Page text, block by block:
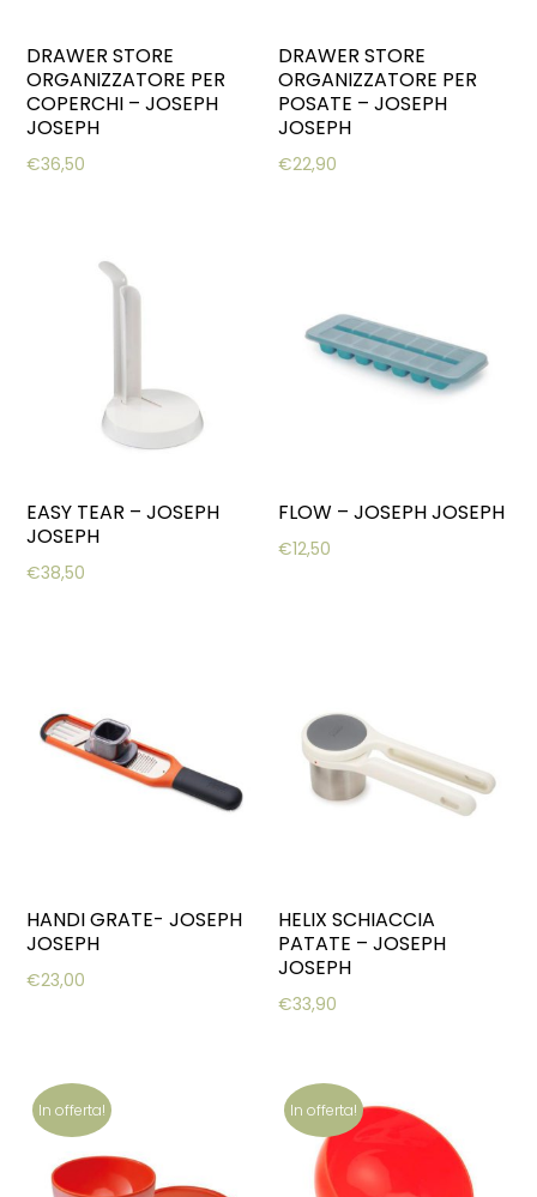
DRAWER STORE
ORGANIZZATORE PER
COPERCHI – JOSEPH
JOSEPH
€36,50
DRAWER STORE
ORGANIZZATORE PER
POSATE – JOSEPH
JOSEPH
€22,90
EASY TEAR – JOSEPH
JOSEPH
€38,50
FLOW – JOSEPH JOSEPH
€12,50
HANDI GRATE- JOSEPH
JOSEPH
€23,00
HELIX SCHIACCIA
PATATE – JOSEPH
JOSEPH
€33,90
In offerta! In offerta!